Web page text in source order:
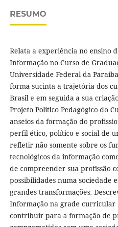
RESUMO
Relata a experiência no ensino
Informação no Curso de
Universidade Federal da
forma sucinta a trajetória dos
Brasil e em seguida a sua
Projeto Politico Pedagógico do
anseios da formação do
perfil ético, político e social de
refletir não somente sobre os
tecnológicos da informação
de compreender sua profissão
possibilidades numa sociedade
grandes transformações.
Informação na grade curricular
contribuir para a formação de